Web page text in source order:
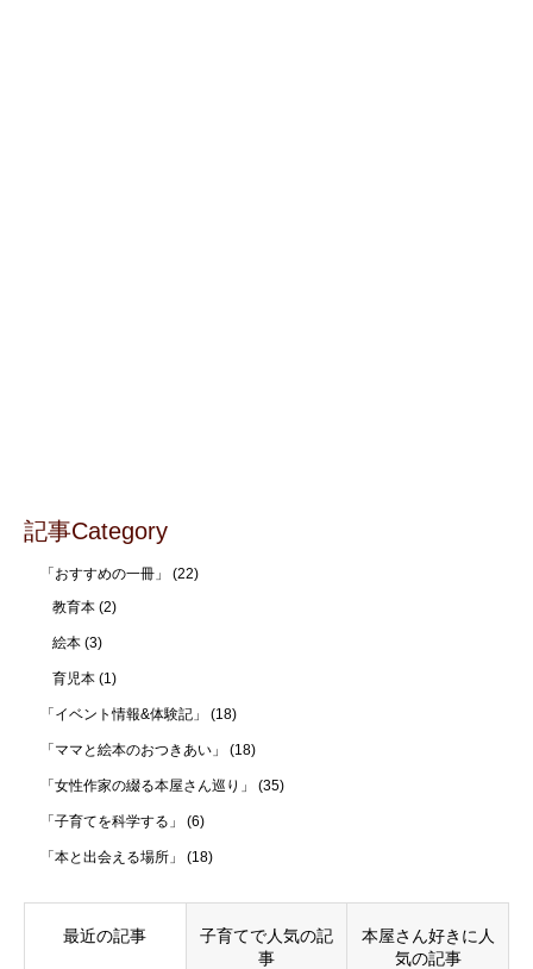
記事Category
「おすすめの一冊」
(22)
教育本 (2)
絵本 (3)
育児本 (1)
「イベント情報&体験記」 (18)
「ママと絵本のおつきあい」 (18)
「女性作家の綴る本屋さん巡り」 (35)
「子育てを科学する」 (6)
「本と出会える場所」 (18)
最近の記事
子育てで人気の記
事
本屋さん好きに人
気の記事